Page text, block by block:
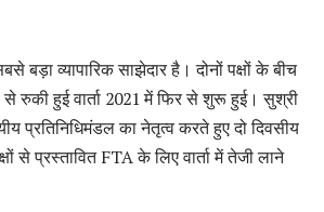
बड़ा व्यापारिक साझेदार है। दोनों पक्षों के बीच
रुकी हुई वार्ता 2021 में फिर से शुरू हुई। सुश्री
प्रतिनिधिमंडल का नेतृत्व करते हुए दो दिवसीय
से प्रस्तावित FTA के लिए वार्ता में तेजी लाने